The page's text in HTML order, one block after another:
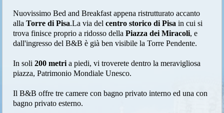
Nuovissimo Bed and Breakfast appena ristrutturato accanto
allaTorre di Pisa.La via delcentro storico di Pisa in cui si
trova finisce proprio a ridosso dellaPiazza dei Miracoli, e
dall'ingresso del B&B è già ben visibile la Torre Pendente.
In soli200 metri a piedi, vi troverete dentro la meravigliosa
piazza, Patrimonio Mondiale Unesco.
Il B&B offre tre camere con bagno privato interno ed una con
bagno privato esterno.